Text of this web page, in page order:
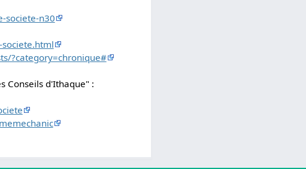
societe-n30
?category=chronique#
Conseils d'Ithaque" :